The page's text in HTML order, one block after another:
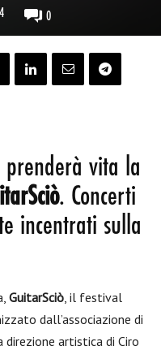
0
vita la
. Concerti
incentrati sulla
GuitarSciò, il festival
dall’associazione di
direzione artistica di Ciro